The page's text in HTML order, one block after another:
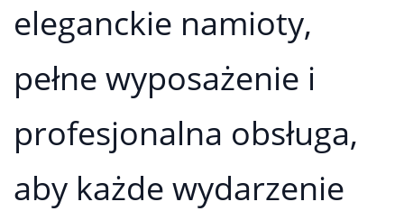
eleganckie namioty,
pełne wyposażenie i
profesjonalna obsługa,
aby każde wydarzenie